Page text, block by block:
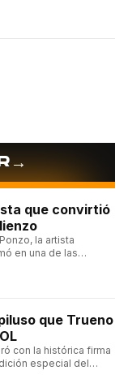
→
que convirtió
la artista
en una de las
que Trueno
con la histórica firma
especial del